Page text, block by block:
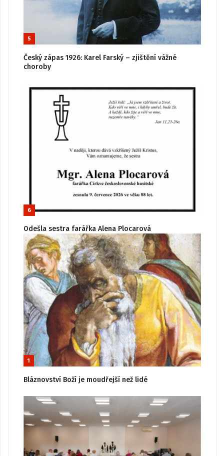
5
Český zápas 1926: Karel Farský – zjištění vážné
choroby
6
Odešla sestra farářka Alena Plocarová
1
Bláznovství Boží je moudřejší než lidé